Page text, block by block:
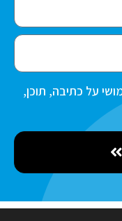
על כתיבה, תוכן,